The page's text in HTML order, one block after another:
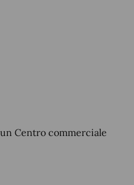
Centro commerciale